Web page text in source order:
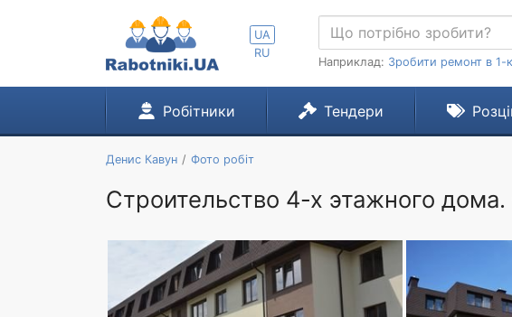
UA
RU
Наприклад: Зробити ремонт в 1-к
Робітники Тендери
Денис Кавун Фото робіт
Строительство 4-х этажного